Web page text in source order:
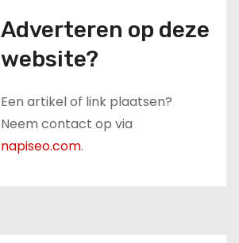
Adverteren op deze
website?
Een artikel of link plaatsen?
Neem contact op via
napiseo.com.